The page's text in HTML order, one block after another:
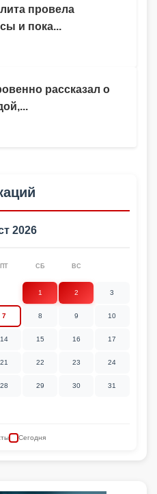
рассказал о
провела
и пока...
2026
ПТ СБ ВС
1 2 3
7 8 9 10
14 15 16 17
21 22 23 24
28 29 30 31
Сегодня